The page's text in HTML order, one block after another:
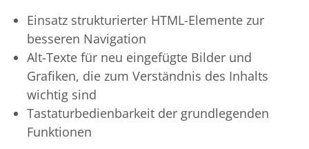
Einsatz strukturierter HTML-Elemente zur
besseren Navigation
Alt-Texte für neu eingefügte Bilder und
Grafiken, die zum Verständnis des Inhalts
wichtig sind
Tastaturbedienbarkeit der grundlegenden
Funktionen